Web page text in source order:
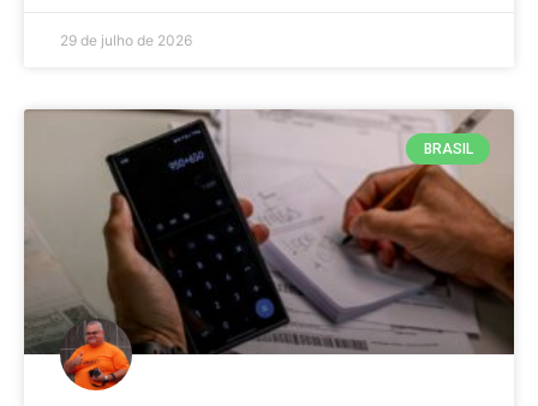
29 de julho de 2026
BRASIL